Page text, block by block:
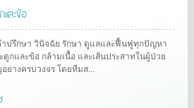
ละข้อ
ำปรึกษา วินิจฉัย รักษา ดูแลและฟื้นฟูทุกปัญหา
ดูกและข้อ กล้ามเนื้อ และเส้นประสาทในผู้ป่วย
ย่างครบวงจร โดยทีมส...